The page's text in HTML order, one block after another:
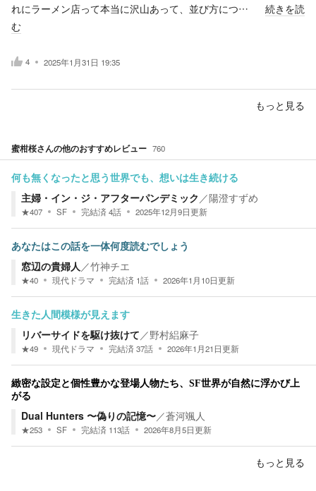
れにラーメン店って本当に沢山あって、並び方につ…
続きを読
む
4 2025年1月31日 19:35
もっと見る
蜜柑桜さんの他のおすすめレビュー 760
何も無くなったと思う世界でも、想いは生き続ける
主婦・イン・ジ・アフターパンデミック ／陽澄すずめ
★407 SF 完結済4話 2025年12月9日更新
あなたはこの話を一体何度読むでしょう
窓辺の貴婦人 ／竹神チエ
★40 現代ドラマ 完結済 1話 2026年1月10日更新
生きた人間模様が見えます
リバーサイドを駆け抜けて ／野村絽麻子
★49 現代ドラマ 完結済37話 2026年1月21日更新
緻密な設定と個性豊かな登場人物たち、SF世界が自然に浮かび上
がる
Dual Hunters 〜偽りの記憶〜／蒼河颯人
★253 SF 完結済 113話 2026年8月5日更新
もっと見る